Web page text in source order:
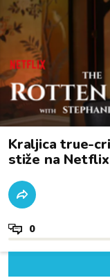
Kraljica true-
stiže na Netflix
0